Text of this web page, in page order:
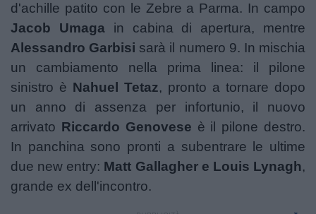
d'achille patito con le Zebre a Parma. In campo
Jacob Umaga in cabina di apertura, mentre
Alessandro Garbisi sarà il numero 9. In mischia
un cambiamento nella prima linea: il pilone
sinistro è Nahuel Tetaz, pronto a tornare dopo
un anno di assenza per infortunio, il nuovo
arrivato Riccardo Genovese è il pilone destro.
In panchina sono pronti a subentrare le ultime
due new entry: Matt Gallagher e Louis Lynagh,
grande ex dell'incontro.